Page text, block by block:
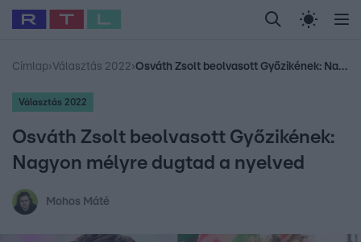
Legfrissebb RTL Híradó Randi Celeb vagyok,
Babits Marcella Most Wanted Gallusz
Címlap›Választás 2022› Osváth Zsolt beolvasott Győzikének: Nagyon mélyre dugtad a nyelved
Választás 2022
Osváth Zsolt beolvasott Győzikének:
Nagyon mélyre dugtad a nyelved
Mohos Máté